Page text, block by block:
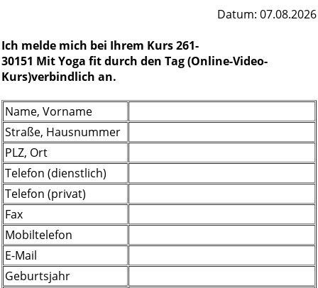
Datum: 07.08.2026
Ich melde mich bei Ihrem Kurs 261-
30151 Mit Yoga fit durch den Tag (Online-Video-
Kurs)verbindlich an.
Name, Vorname
Straße, Hausnummer
PLZ, Ort
Telefon (dienstlich)
Telefon (privat)
Fax
Mobiltelefon
E-Mail
Geburtsjahr